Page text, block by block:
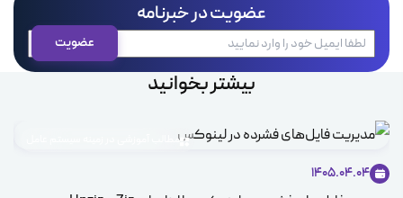
عضویت در خبرنامه
بیشتر بخوانید
مطالب آموزشی در زمینه سیستم عامل
1405.04.04